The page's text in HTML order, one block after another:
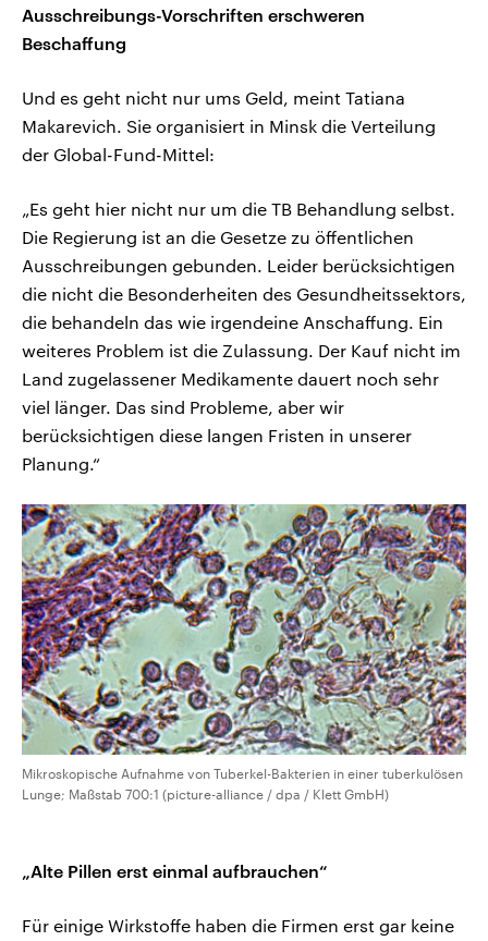
Ausschreibungs-Vorschriften erschweren
Beschaffung
Und es geht nicht nur ums Geld, meint Tatiana
Makarevich. Sie organisiert in Minsk die Verteilung
der Global-Fund-Mittel:
„Es geht hier nicht nur um die TB Behandlung selbst.
Die Regierung ist an die Gesetze zu öffentlichen
Ausschreibungen gebunden. Leider berücksichtigen
die nicht die Besonderheiten des Gesundheitssektors,
die behandeln das wie irgendeine Anschaffung. Ein
weiteres Problem ist die Zulassung. Der Kauf nicht im
Land zugelassener Medikamente dauert noch sehr
viel länger. Das sind Probleme, aber wir
berücksichtigen diese langen Fristen in unserer
Planung.“
Mikroskopische Aufnahme von Tuberkel-Bakterien in einer tuberkulösen
Lunge; Maßstab 700:1 (picture-alliance / dpa / Klett GmbH)
„Alte Pillen erst einmal aufbrauchen“
Für einige Wirkstoffe haben die Firmen erst gar keine